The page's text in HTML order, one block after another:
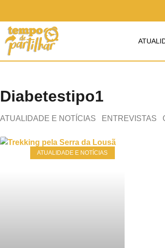
Diabetestipo1
ATUALIDADE E NOTÍCIAS ENTREVISTAS
ATUALIDADE E NOTÍCIAS